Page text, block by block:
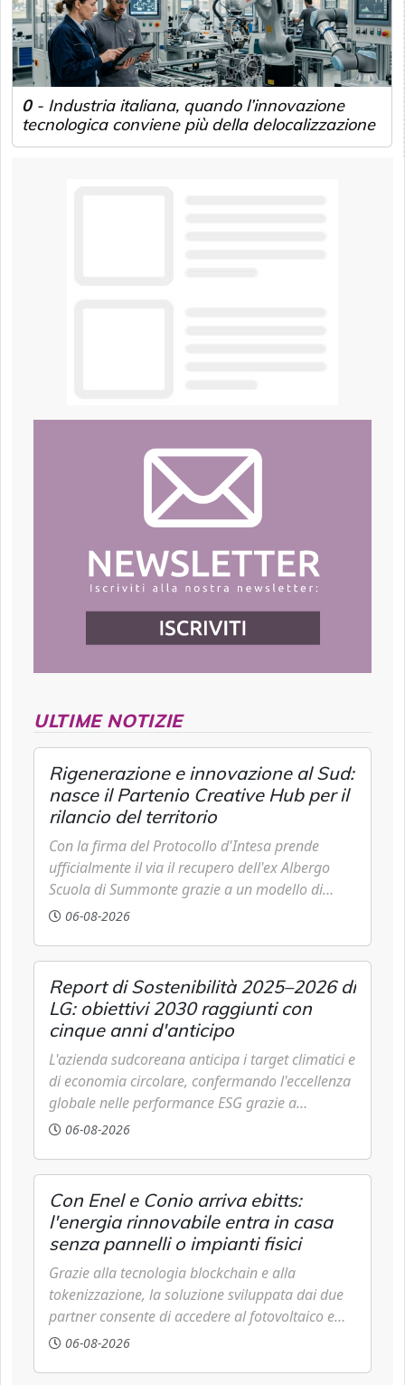
0- Industria italiana, quando l’innovazione
tecnologica conviene più della delocalizzazione
ULTIME NOTIZIE
Rigenerazione e innovazione al Sud:
nasce il Partenio Creative Hub per il
rilancio del territorio
Con la firma del Protocollo d'Intesa prende
ufficialmente il via il recupero dell'ex Albergo
Scuola di Summonte grazie a un modello di
partenariato pubblico-privato e a una rete di
06-08-2026
Report di Sostenibilità 2025–2026 di
LG: obiettivi 2030 raggiunti con
cinque anni d'anticipo
L'azienda sudcoreana anticipa i target climatici e
di economia circolare, confermando l'eccellenza
globale nelle performance ESG grazie a
innovazione, accessibilità e governance
06-08-2026
Con Enel e Conio arriva ebitts:
l'energia rinnovabile entra in casa
senza pannelli o impianti fisici
Grazie alla tecnologia blockchain e alla
tokenizzazione, la soluzione sviluppata dai due
partner consente di accedere al fotovoltaico e
all'eolico ottenendo risparmi diretti in bolletta,
06-08-2026